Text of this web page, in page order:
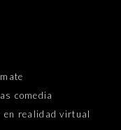
comedia
en realidad virtual